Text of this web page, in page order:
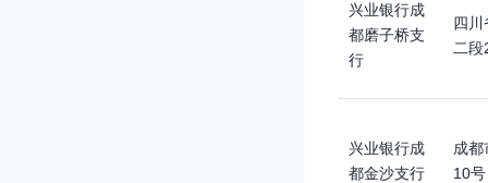
兴业银行成
都磨子桥支
行
四川
二
兴业银行成
都金沙支行
成都
10号